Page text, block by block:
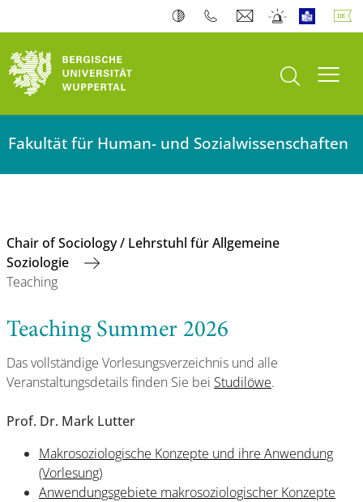
Suche öffnen
Fakultät für Human- und Sozialwissenschaften
Chair of Sociology / Lehrstuhl für Allgemeine
Soziologie
Teaching
Teaching Summer 2026
Das vollständige Vorlesungsverzeichnis und alle
Veranstaltungsdetails finden Sie bei Studilöwe.
Prof. Dr. Mark Lutter
Makrosoziologische Konzepte und ihre Anwendung
(Vorlesung)
Anwendungsgebiete makrosoziologischer Konzepte